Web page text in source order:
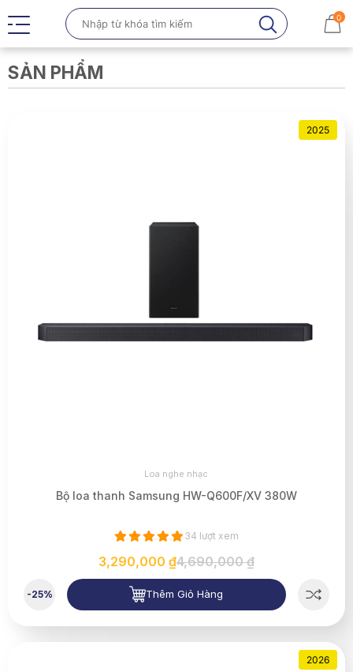
0
SẢN PHẨM
2025
Loa nghe nhạc
Bộ loa thanh Samsung HW-Q600F/XV 380W
34 lượt xem
3,290,000 ₫4,690,000 ₫
-25% Thêm Giỏ Hàng
2026